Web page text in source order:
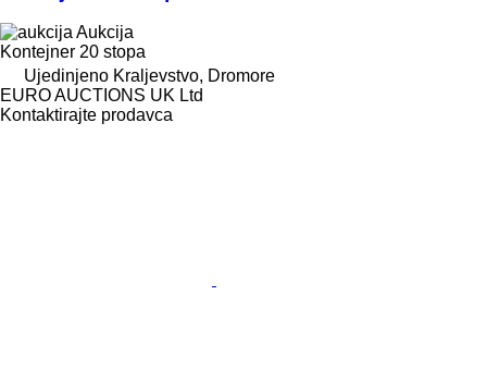
Aukcija
Kontejner 20 stopa
Ujedinjeno Kraljevstvo, Dromore
EURO AUCTIONS UK Ltd
Kontaktirajte prodavca